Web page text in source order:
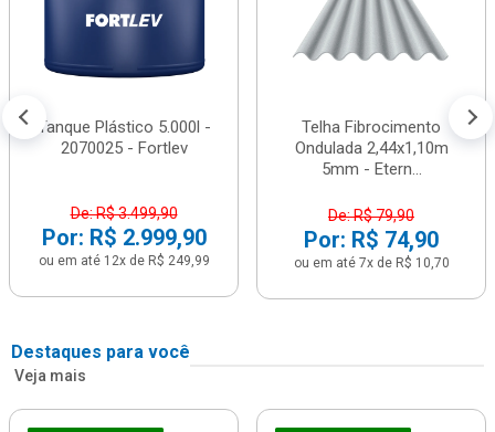
Tanque Plástico 5.000l -
2070025 - Fortlev
De: R$ 3.499,90
Por: R$ 2.999,90
ou em até 12x de R$ 249,99
Telha Fibrocimento
Ondulada 2,44x1,10m
5mm - Etern...
De: R$ 79,90
Por: R$ 74,90
ou em até 7x de R$ 10,70
Destaques para você
Veja mais